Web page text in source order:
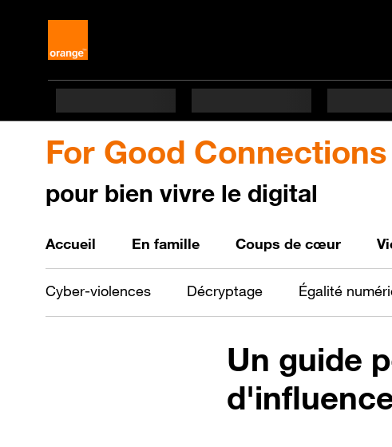
For Good Connections
pour bien vivre le digital
Accueil Bien vivre le digital
En famille Coups de cœur
Cyber-violences Décryptage Égalité
Un guide